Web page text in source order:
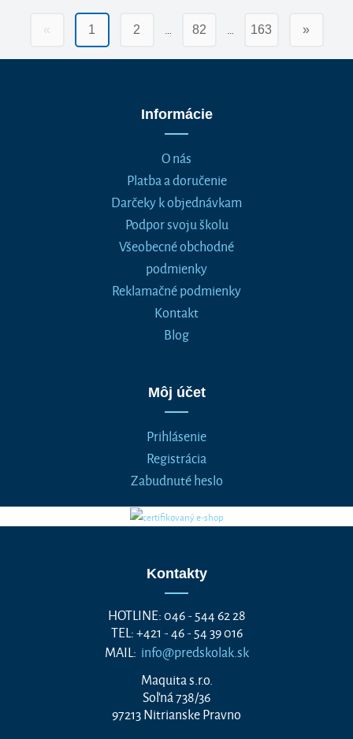
« 1 2 … 82 … 163 »
Informácie
O nás
Platba a doručenie
Darčeky k objednávkam
Podpor svoju školu
Všeobecné obchodné
podmienky
Reklamačné podmienky
Kontakt
Blog
Môj účet
Prihlásenie
Registrácia
Zabudnuté heslo
Kontakty
HOTLINE: 046 - 544 62 28
TEL: +421 - 46 - 54 39 016
MAIL: info@predskolak.sk
Maquita s.r.o.
Soľná 738/36
97213 Nitrianske Pravno